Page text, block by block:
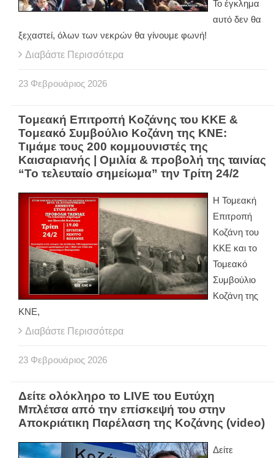
Το έγκλημα
αυτό δεν θα
ξεχαστεί, όλων των νεκρών θα γίνουμε φωνή!
Διαβάστε Περισσότερα
23 Φεβρουάριος 2026
Τομεακή Επιτροπή Κοζάνης του ΚΚΕ &
Τομεακό Συμβούλιο Κοζάνη της ΚΝΕ:
Τιμάμε τους 200 κομμουνιστές της
Καισαριανής | Oμιλία & προβολή της ταινίας
“Το τελευταίο σημείωμα” την Τρίτη 24/2
Η Τομεακή
Επιτροπή
Κοζάνη του
ΚΚΕ και το
Τομεακό
Συμβούλιο
Κοζάνη της
ΚΝΕ,
Διαβάστε Περισσότερα
23 Φεβρουάριος 2026
Δείτε ολόκληρο το LIVE του Ευτύχη
Μπλέτσα από την επίσκεψή του στην
Αποκριάτικη Παρέλαση της Κοζάνης (video)
Δείτε